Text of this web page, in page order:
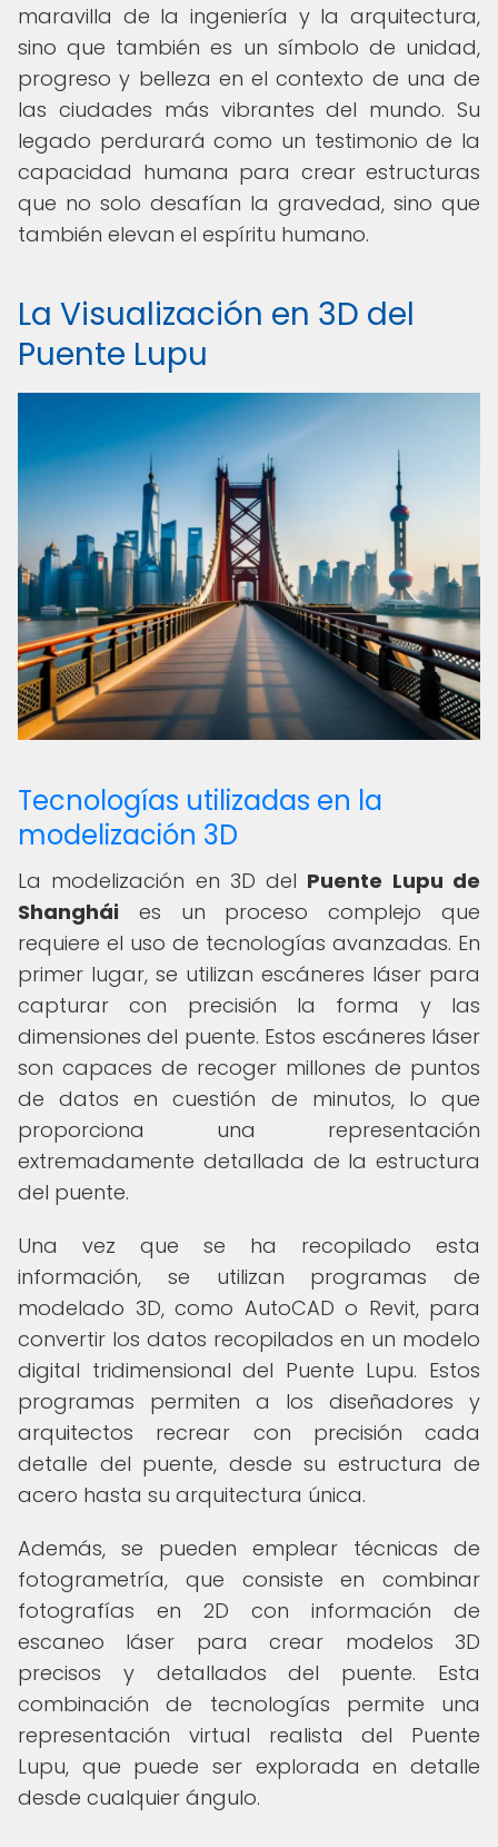
maravilla de la ingeniería y la arquitectura,
sino que también es un símbolo de unidad,
progreso y belleza en el contexto de una de
las ciudades más vibrantes del mundo. Su
legado perdurará como un testimonio de la
capacidad humana para crear estructuras
que no solo desafían la gravedad, sino que
también elevan el espíritu humano.
La Visualización en 3D del
Puente Lupu
Tecnologías utilizadas en la
modelización 3D
La modelización en 3D del Puente Lupu de
Shanghái es un proceso complejo que
requiere el uso de tecnologías avanzadas. En
primer lugar, se utilizan escáneres láser para
capturar con precisión la forma y las
dimensiones del puente. Estos escáneres láser
son capaces de recoger millones de puntos
de datos en cuestión de minutos, lo que
proporciona una representación
extremadamente detallada de la estructura
del puente.
Una vez que se ha recopilado esta
información, se utilizan programas de
modelado 3D, como AutoCAD o Revit, para
convertir los datos recopilados en un modelo
digital tridimensional del Puente Lupu. Estos
programas permiten a los diseñadores y
arquitectos recrear con precisión cada
detalle del puente, desde su estructura de
acero hasta su arquitectura única.
Además, se pueden emplear técnicas de
fotogrametría, que consiste en combinar
fotografías en 2D con información de
escaneo láser para crear modelos 3D
precisos y detallados del puente. Esta
combinación de tecnologías permite una
representación virtual realista del Puente
Lupu, que puede ser explorada en detalle
desde cualquier ángulo.